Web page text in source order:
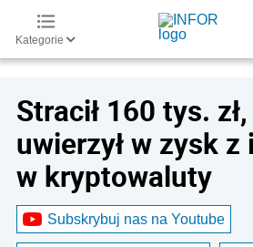
Kategorie
Stracił 160 tys.
uwierzył w zysk
w kryptowaluty
Subskrybuj nas na Youtube